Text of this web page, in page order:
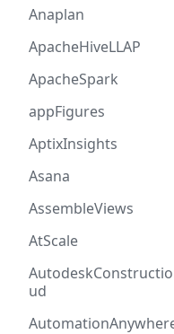
Anaplan
ApacheHiveLLAP
ApacheSpark
appFigures
AptixInsights
Asana
AssembleViews
AtScale
ud